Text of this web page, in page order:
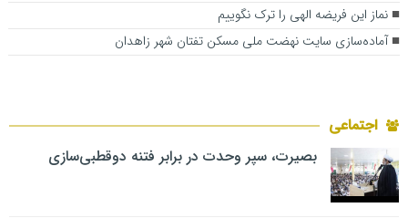
نماز این فریضه الهی را ترک نگوییم
آماده‌سازی سایت نهضت ملی مسکن تفتان‌ شهر زاهدان
اجتماعی
بصیرت، سپر وحدت در برابر فتنه دوقطبی‌سازی